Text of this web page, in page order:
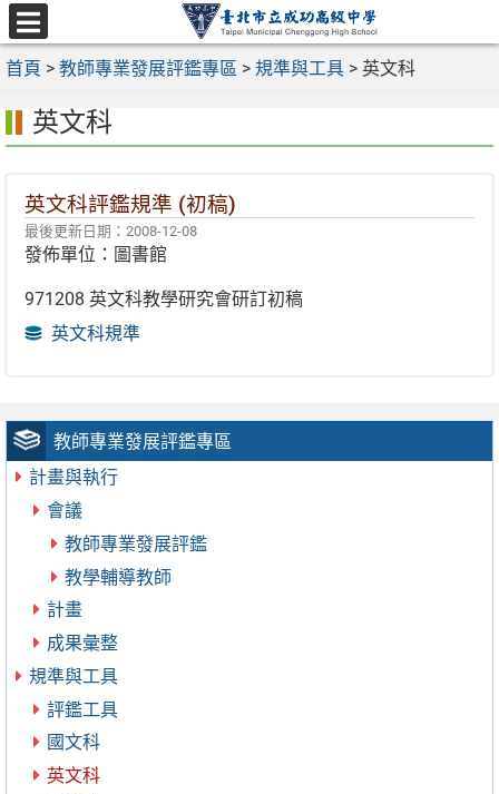
跳
至
主
容
選
單
首頁 > 教師專業發展評鑑專區 > 規準與工具 > 英文科
教師專業發展評鑑專區
計畫與執行
會議
教師專業發展評鑑
教學輔導教師
計畫
成果彙整
規準與工具
評鑑工具
國文科
英文科
英文科
英文科評鑑規準 (初稿)
最後更新日期：2008-12-08
發佈單位：圖書館
971208 英文科教學研究會研訂初稿
英文科規準